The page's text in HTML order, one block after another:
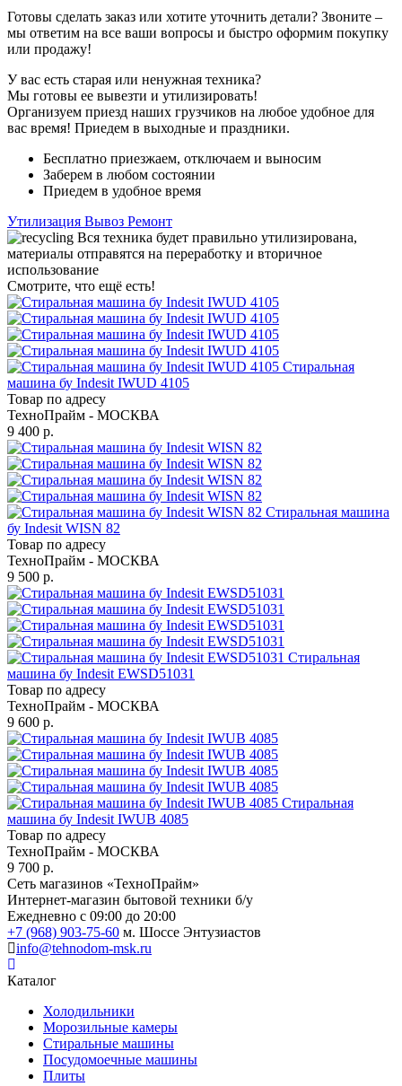
Готовы сделать заказ или хотите уточнить детали? Звоните –
мы ответим на все ваши вопросы и быстро оформим покупку
или продажу!
У вас есть старая или ненужная техника?
Мы готовы ее вывезти и утилизировать!
Организуем приезд наших грузчиков на любое удобное для
вас время! Приедем в выходные и праздники.
Бесплатно приезжаем, отключаем и выносим
Заберем в любом состоянии
Приедем в удобное время
Утилизация Вывоз Ремонт
Вся техника будет правильно утилизирована,
материалы отправятся на переработку и вторичное
использование
Смотрите, что ещё есть!
Стиральная
машина бу Indesit IWUD 4105
Товар по адресу
ТехноПрайм - МОСКВА
9 400 р.
Стиральная машина
бу Indesit WISN 82
Товар по адресу
ТехноПрайм - МОСКВА
9 500 р.
Стиральная
машина бу Indesit EWSD51031
Товар по адресу
ТехноПрайм - МОСКВА
9 600 р.
Стиральная
машина бу Indesit IWUB 4085
Товар по адресу
ТехноПрайм - МОСКВА
9 700 р.
Сеть магазинов «ТехноПрайм»
Интернет-магазин бытовой техники б/у
Ежедневно с 09:00 до 20:00
+7 (968) 903-75-60 м. Шоссе Энтузиастов
info@tehnodom-msk.ru
Каталог
Холодильники
Морозильные камеры
Стиральные машины
Посудомоечные машины
Плиты